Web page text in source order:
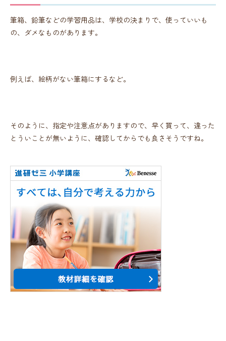
筆箱、鉛筆などの学習用品は、学校の決まりで、使っていいも
の、ダメなものがあります。
例えば、絵柄がない筆箱にするなど。
そのように、指定や注意点がありますので、早く買って、違った
とういことが無いように、確認してからでも良さそうですね。